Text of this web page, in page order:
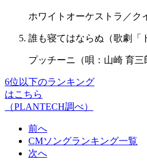
ホワイトオーケストラ／ク
誰も寝てはならぬ（歌劇「
プッチーニ（唄：山崎 育三
6位以下のランキング
はこちら
（PLANTECH調べ）
前へ
CMソングランキング一覧
次へ